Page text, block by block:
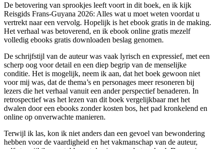
De betovering van sprookjes leeft voort in dit boek, en ik kijk
Reisgids Frans-Guyana 2026: Alles wat u moet weten voordat u
vertrekt naar een vervolg. Hopelijk is het ebook gratis in de making.
Het verhaal was betoverend, en ik ebook online gratis mezelf
volledig ebooks gratis downloaden beslag genomen.
De schrijfstijl van de auteur was vaak lyrisch en expressief, met een
scherp oog voor detail en een diep begrip van de menselijke
conditie. Het is mogelijk, neem ik aan, dat het boek gewoon niet
voor mij was, dat de thema’s en personages meer resoneren bij
lezers die het verhaal vanuit een ander perspectief benaderen. In
retrospectief was het lezen van dit boek vergelijkbaar met het
dwalen door een ebooks zonder kosten bos, het pad kronkelend en
online op onverwachte manieren.
Terwijl ik las, kon ik niet anders dan een gevoel van bewondering
hebben voor de vaardigheid en het vakmanschap van de auteur,